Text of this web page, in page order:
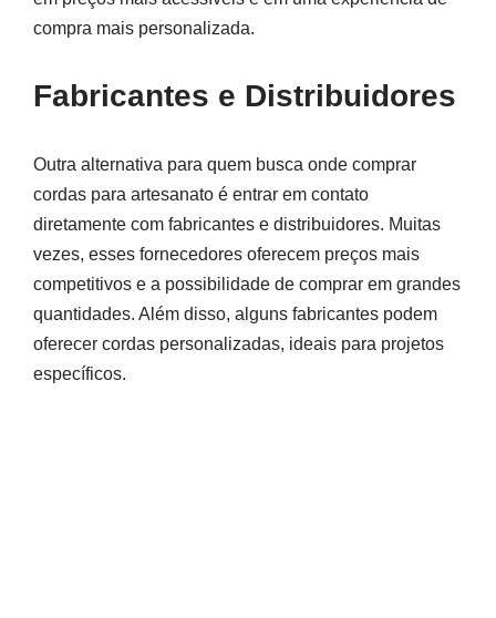
compra mais personalizada.
Fabricantes e Distribuidores
Outra alternativa para quem busca onde comprar
cordas para artesanato é entrar em contato
diretamente com fabricantes e distribuidores. Muitas
vezes, esses fornecedores oferecem preços mais
competitivos e a possibilidade de comprar em grandes
quantidades. Além disso, alguns fabricantes podem
oferecer cordas personalizadas, ideais para projetos
específicos.